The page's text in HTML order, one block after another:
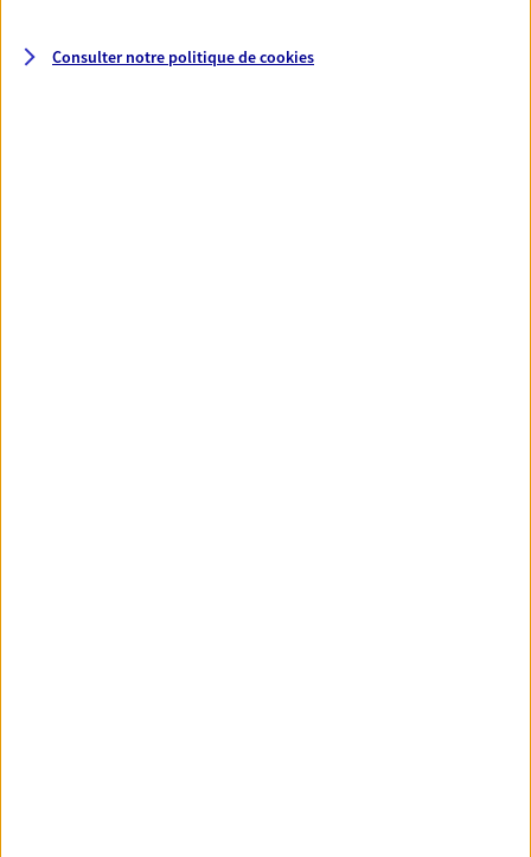
De nombreuses solutions s'offrent à vous pour faire
Consulter notre politique decookies